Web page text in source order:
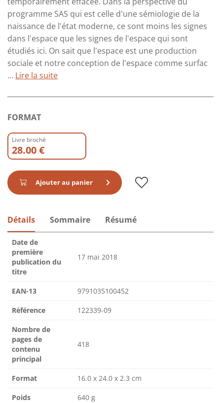
programme SAS qui est celle d'une sémiologie de la
naissance de l'état moderne, ce sont moins les signes
dans l'espace que les signes de l'espace qui sont
étudiés ici. On sait que l'espace est une production
sociale et notre conception de l'espace comme surfac
... Lire la suite
FORMAT
Livre broché
28.00 €
Ajouter au panier
Détails Sommaire Résumé
Date de
première
publication du
titre
17 mai 2018
EAN-13 9791035100452
Référence 122339-09
Nombre de
pages de
contenu
principal
418
Format 16.0 x 24.0 x 2.3 cm
Poids 640 g